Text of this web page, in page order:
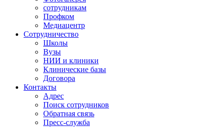
сотрудникам
Профком
Медиацентр
Сотрудничество
Школы
Вузы
НИИ и клиники
Клинические базы
Договора
Контакты
Адрес
Поиск сотрудников
Обратная связь
Пресс-служба